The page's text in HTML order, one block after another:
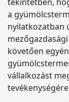
a
nyilatkozatban
követően
vállalkozást